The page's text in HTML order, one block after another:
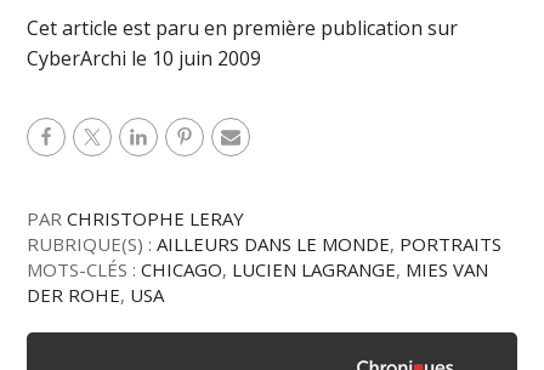
Cet article est paru en première publication sur
CyberArchi le 10 juin 2009
PARCHRISTOPHE LERAY
RUBRIQUE(S) :AILLEURS DANS LE MONDE, PORTRAITS
MOTS-CLÉS :CHICAGO, LUCIEN LAGRANGE, MIES VAN
DER ROHE, USA